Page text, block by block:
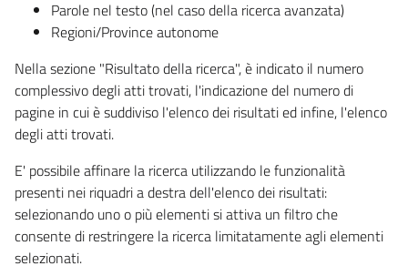
Parole nel testo (nel caso della ricerca avanzata)
Regioni/Province autonome
Nella sezione "Risultato della ricerca", è indicato il numero
complessivo degli atti trovati, l'indicazione del numero di
pagine in cui è suddiviso l'elenco dei risultati ed infine, l'elenco
degli atti trovati.
E' possibile affinare la ricerca utilizzando le funzionalità
presenti nei riquadri a destra dell'elenco dei risultati:
selezionando uno o più elementi si attiva un filtro che
consente di restringere la ricerca limitatamente agli elementi
selezionati.